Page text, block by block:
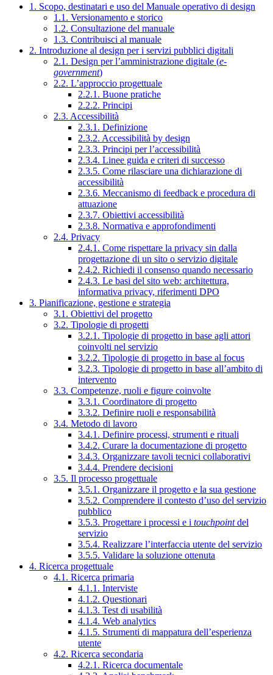
1. Scopo, destinatari e uso del Manuale operativo di design
1.1. Versionamento e storico
1.2. Consultazione del manuale
1.3. Contribuisci al manuale
2. Introduzione al design per i servizi pubblici digitali
2.1. Design per l’amministrazione digitale (e-
government)
2.2. L’approccio progettuale
2.2.1. Buone pratiche
2.2.2. Principi
2.3. Accessibilità
2.3.1. Definizione
2.3.2. Accessibilità by design
2.3.3. Principi per l’accessibilità
2.3.4. Linee guida e criteri di successo
2.3.5. Come rilasciare una dichiarazione di
accessibilità
2.3.6. Meccanismo di feedback e procedura di
attuazione
2.3.7. Obiettivi accessibilità
2.3.8. Normativa e approfondimenti
2.4. Privacy
2.4.1. Come rispettare la privacy sin dalla
progettazione di un sito o servizio digitale
2.4.2. Richiedi il consenso quando necessario
2.4.3. Le basi del sito web: architettura,
informativa privacy, riferimenti DPO
3. Pianificazione, gestione e strategia
3.1. Obiettivi del progetto
3.2. Tipologie di progetti
3.2.1. Tipologie di progetto in base agli attori
coinvolti nel servizio
3.2.2. Tipologie di progetto in base al focus
3.2.3. Tipologie di progetto in base all’ambito di
intervento
3.3. Competenze, ruoli e figure coinvolte
3.3.1. Coordinatore di progetto
3.3.2. Definire ruoli e responsabilità
3.4. Metodo di lavoro
3.4.1. Definire processi, strumenti e rituali
3.4.2. Curare la documentazione di progetto
3.4.3. Organizzare tavoli tecnici collaborativi
3.4.4. Prendere decisioni
3.5. Il processo progettuale
3.5.1. Organizzare il progetto e la sua gestione
3.5.2. Comprendere il contesto d’uso del servizio
pubblico
3.5.3. Progettare i processi e i touchpointdel
servizio
3.5.4. Realizzare l’interfaccia utente del servizio
3.5.5. Validare la soluzione ottenuta
4. Ricerca progettuale
4.1. Ricerca primaria
4.1.1. Interviste
4.1.2. Questionari
4.1.3. Test di usabilità
4.1.4. Web analytics
4.1.5. Strumenti di mappatura dell’esperienza
utente
4.2. Ricerca secondaria
4.2.1. Ricerca documentale